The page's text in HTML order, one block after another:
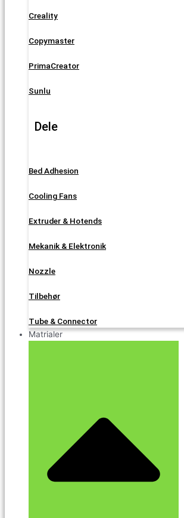
Creality
Copymaster
PrimaCreator
Sunlu
Dele
Bed Adhesion
Cooling Fans
Extruder & Hotends
Mekanik & Elektronik
Nozzle
Tilbehør
Tube & Connector
Matrialer